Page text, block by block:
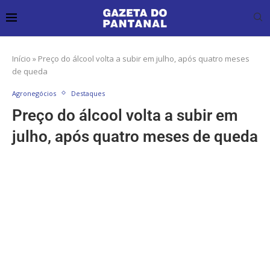
Início » Preço do álcool volta a subir em julho, após quatro meses
de queda
Agronegócios Destaques
Preço do álcool volta a subir em
julho, após quatro meses de queda